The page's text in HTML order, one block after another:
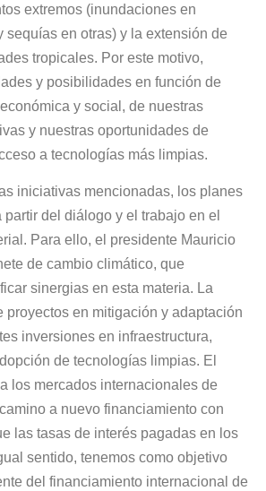
extremos (inundaciones en
sequías en otras) y la extensión de
tropicales. Por este motivo,
y posibilidades en función de
y social, de nuestras
y nuestras oportunidades de
a tecnologías más limpias.
iniciativas mencionadas, los planes
del diálogo y el trabajo en el
Para ello, el presidente Mauricio
de cambio climático, que
sinergias en esta materia. La
proyectos en mitigación y adaptación
inversiones en infraestructura,
de tecnologías limpias. El
los mercados internacionales de
a nuevo financiamiento con
las tasas de interés pagadas en los
sentido, tenemos como objetivo
del financiamiento internacional de